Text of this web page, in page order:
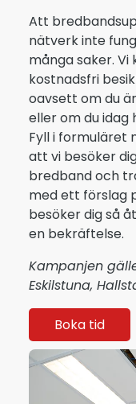
Att
nätverk inte
många saker.
kostnadsfri
oavsett om du
eller om du idag
Fyll i formuläret
att vi besöker
bredband och
med ett förslag
besöker dig så
en bekräftelse.
Kampanjen
Eskilstuna,
Boka tid